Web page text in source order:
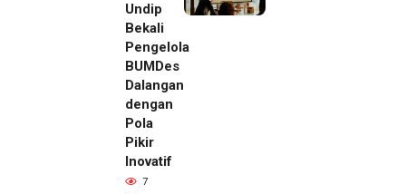
Undip
Bekali
Pengelola
BUMDes
Dalangan
dengan
Pola
Pikir
Inovatif
7